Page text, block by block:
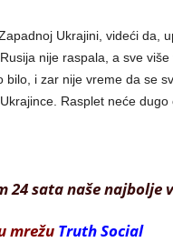
Zapadnoj Ukrajini, videći
nije raspala, a sve
bilo, i zar nije vreme da se
Rasplet neće dugo
24 sata naše najbolje
mrežu Truth Social